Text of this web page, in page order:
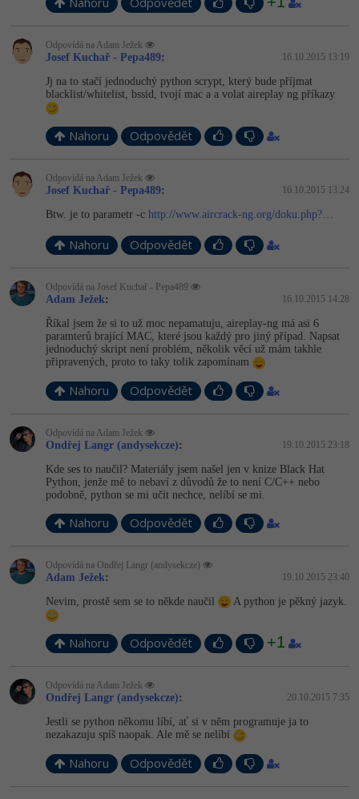
Nahoru Odpovědět
Odpovídá na Adam Ježek
Josef Kuchař - Pepa489: 16.10.2015 13:19
Jj na to stačí jednoduchý python scrypt, který bude příjmat
blacklist/whi­telist, bssid, tvojí mac a a volat aireplay ng příkazy
Nahoru Odpovědět
Odpovídá na Adam Ježek
Josef Kuchař - Pepa489: 16.10.2015 13:24
Btw. je to parametr -c http://www.aircrack-ng.org/doku.php?…
Nahoru Odpovědět
Odpovídá na Josef Kuchař - Pepa489
Adam Ježek: 16.10.2015 14:28
Říkal jsem že si to už moc nepamatuju, aireplay-ng má asi 6
paramterů brající MAC, které jsou každý pro jiný případ. Napsat
jednoduchý skript není problém, několik věcí už mám takhle
připravených, proto to taky tolik zapomínam
Nahoru Odpovědět
Odpovídá na Adam Ježek
Ondřej Langr (andysekcze): 19.10.2015 23:18
Kde ses to naučil? Materiály jsem našel jen v knize Black Hat
Python, jenže mě to nebaví z důvodů že to není C/C++ nebo
podobně, python se mi učit nechce, nelíbí se mi.
Nahoru Odpovědět
Odpovídá na Ondřej Langr (andysekcze)
Adam Ježek: 19.10.2015 23:40
Nevim, prostě sem se to někde naučil A python je pěkný jazyk.
Nahoru Odpovědět +1
Odpovídá na Adam Ježek
Ondřej Langr (andysekcze): 20.10.2015 7:35
Jestli se python někomu líbí, ať si v něm programuje ja to
nezakazuju spíš naopak. Ale mě se nelíbí
Nahoru Odpovědět